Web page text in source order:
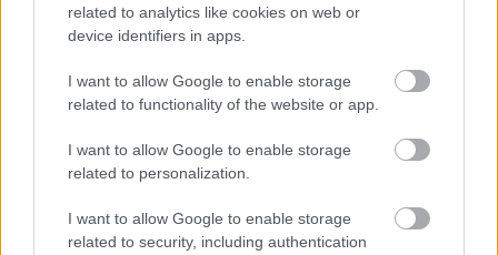
related to analytics like cookies on web or
device identifiers in apps.
I want to allow Google to enable storage
related to functionality of the website or app.
I want to allow Google to enable storage
related to personalization.
I want to allow Google to enable storage
related to security, including authentication